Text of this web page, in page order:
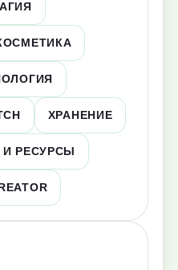
ХРАНЕНИЕ
РЕСУРСЫ